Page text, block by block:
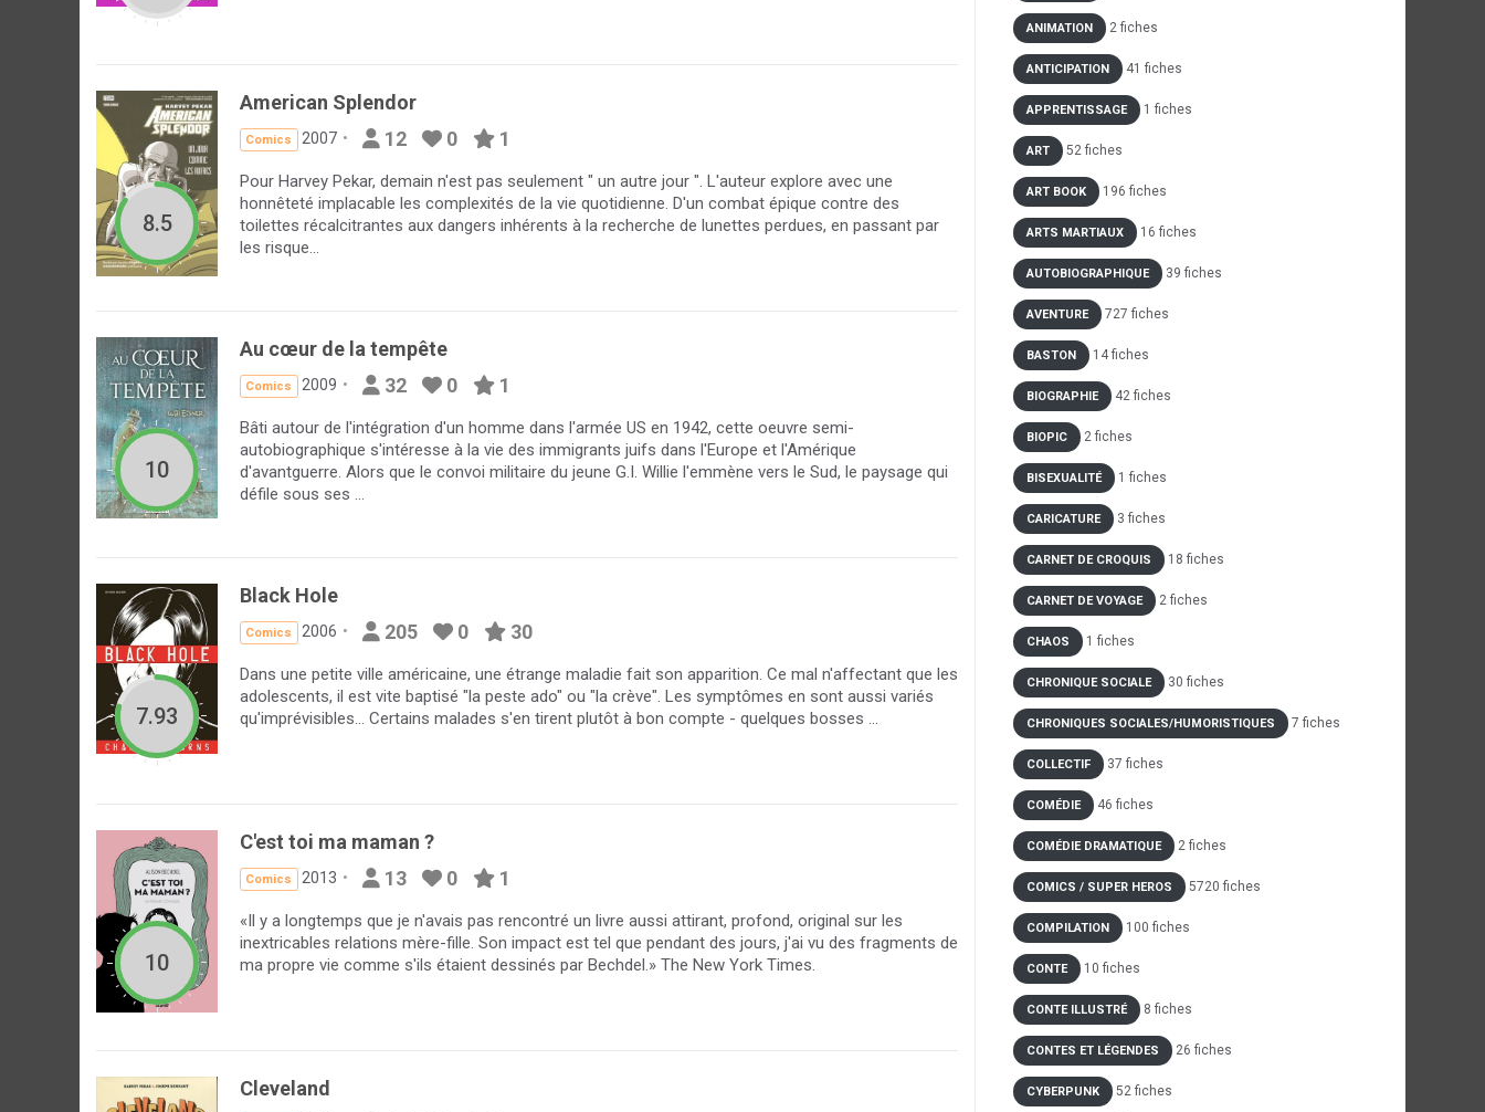
8.5
American Splendor
Comics 2007 12 0 1
Pour Harvey Pekar, demain n'est pas seulement " un autre jour ". L'auteur explore avec une
honnêteté implacable les complexités de la vie quotidienne. D'un combat épique contre des
toilettes récalcitrantes aux dangers inhérents à la recherche de lunettes perdues, en passant par
les risque...
10
Au cœur de la tempête
Comics 2009 32 0 1
Bâti autour de l'intégration d'un homme dans l'armée US en 1942, cette oeuvre semi-
autobiographique s'intéresse à la vie des immigrants juifs dans l'Europe et l'Amérique
d'avantguerre. Alors que le convoi militaire du jeune G.I. Willie l'emmène vers le Sud, le paysage qui
défile sous ses ...
7.93
Black Hole
Comics 2006 205 0 30
Dans une petite ville américaine, une étrange maladie fait son apparition. Ce mal n'affectant que les
adolescents, il est vite baptisé "la peste ado" ou "la crève". Les symptômes en sont aussi variés
qu'imprévisibles... Certains malades s'en tirent plutôt à bon compte - quelques bosses ...
10
C'est toi ma maman ?
Comics 2013 13 0 1
«Il y a longtemps que je n'avais pas rencontré un livre aussi attirant, profond, original sur les
inextricables relations mère-fille. Son impact est tel que pendant des jours, j'ai vu des fragments de
ma propre vie comme s'ils étaient dessinés par Bechdel.» The New York Times.
Cleveland
ANIMATION 2 fiches
ANTICIPATION 41 fiches
APPRENTISSAGE 1 fiches
ART 52 fiches
ART BOOK 196 fiches
ARTS MARTIAUX 16 fiches
AUTOBIOGRAPHIQUE 39 fiches
AVENTURE 727 fiches
BASTON 14 fiches
BIOGRAPHIE 42 fiches
BIOPIC 2 fiches
BISEXUALITÉ 1 fiches
CARICATURE 3 fiches
CARNET DE CROQUIS 18 fiches
CARNET DE VOYAGE 2 fiches
CHAOS 1 fiches
CHRONIQUE SOCIALE 30 fiches
CHRONIQUES SOCIALES/HUMORISTIQUES 7 fiches
COLLECTIF 37 fiches
COMÉDIE 46 fiches
COMÉDIE DRAMATIQUE 2 fiches
COMICS / SUPER HEROS 5720 fiches
COMPILATION 100 fiches
CONTE 10 fiches
CONTE ILLUSTRÉ 8 fiches
CONTES ET LÉGENDES 26 fiches
CYBERPUNK 52 fiches